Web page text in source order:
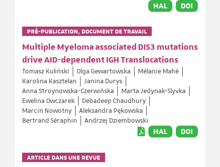
HAL DOI
PRÉ-PUBLICATION, DOCUMENT DE TRAVAIL
Multiple Myeloma associated DIS3 mutations
drive AID-dependent IGH Translocations
Tomasz Kuliński Olga Gewartowska
Mélanie Mahé
Karolina Kasztelan
Janina Durys
Anna Stroynowska-Czerwińska
Marta Jedynak-Slyvka
Ewelina Owczarek
Debadeep Chaudhury
Marcin Nowotny
Aleksandra Pękowska
Bertrand Séraphin
Andrzej Dziembowski
HAL DOI
ARTICLE DANS UNE REVUE